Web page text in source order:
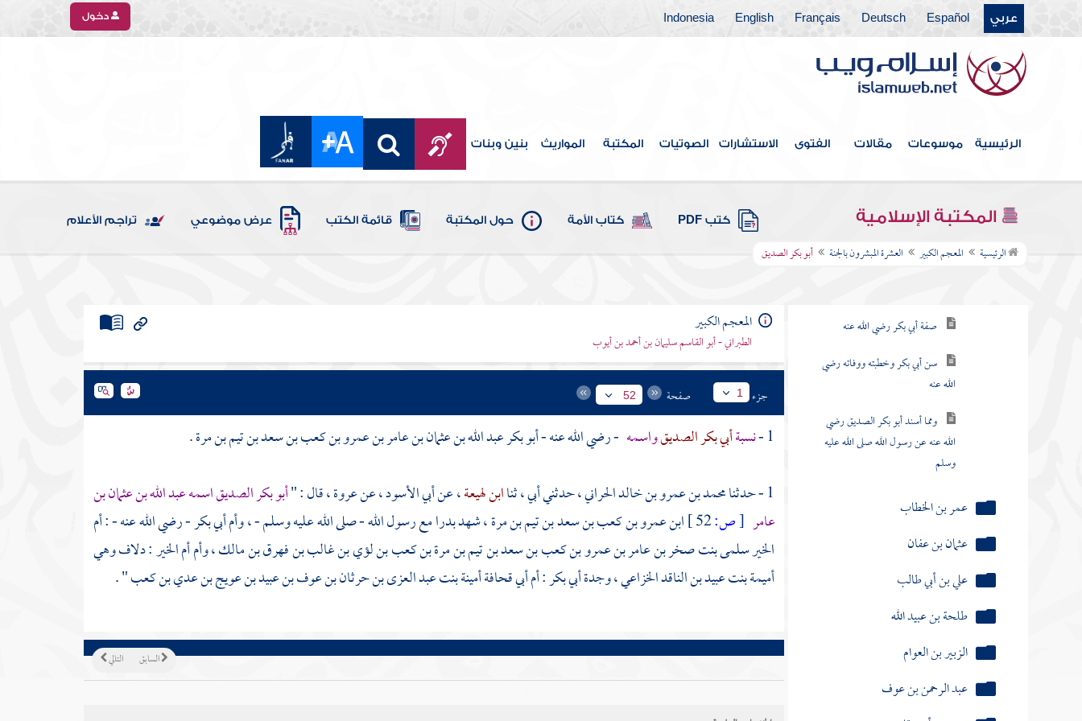
عربي Español
Deutsch
Français
English
Indonesia دخول
الرئيسية موسوعات مقالات الفتوى الاستشارات الصوتيات المكتبة المواريث بنين وبنات
المكتبة الإسلامية كتب PDF كتاب الأمة حول المكتبة قائمة الكتب عرض موضوعي تراجم الأعلام
الرئيسية المعجم الكبير العشرة المبشرون بالجنة أبو بكر الصديق
فهرس الكتاب
المقدمة
العشرة المبشرون بالجنة
أبو بكر الصديق
صفة أبي بكر رضي الله عنه
سن أبي بكر وخطبته ووفاته رضي
الله عنه
ومما أسند أبو بكر الصديق رضي
الله عنه عن رسول الله صلى الله عليه
وسلم
عمر بن الخطاب
عثمان بن عفان
علي بن أبي طالب
طلحة بن عبيد الله
الزبير بن العوام
عبد الرحمن بن عوف
المعجم الكبير
الطبراني - أبو القاسم سليمان بن أحمد بن أيوب
جزء 1 صفحة 52
1 - نسبةأبي بكر الصديقواسمه - رضي الله عنه -أبو بكر عبد الله بن عثمان بن عامر بن عمرو بن كعب بن سعد بن تيم بن مرة.
1 - حدثنا
محمد بن عمرو بن خالد الحراني، حدثني أبي ، ثناابن لهيعة، عنأبي الأسود، عنعروة، قال : "أبو بكر الصديق اسمه عبد الله بن عثمان بن
عامر [ص: ابن عمرو بن كعب بن سعد بن تيم بن مرة، شهدبدرامع رسول الله - صلى الله عليه وسلم - ،وأم أبي بكر- رضي الله عنه - :أم
الخير سلمى بنت صخر بن عامر بن عمرو بن كعب بن سعد بن تيم بن مرة بن كعب بن لؤي بن غالب بن فهرق بن مالك، وأمأم الخير:دلاف وهي
أميمة بنت عبيد بن الناقد الخزاعي، وجدةأبي بكر:أم أبي قحافة أمينة بنت عبد العزى بن حرثان بن عوف بن عبيد بن عويج بن عدي بن كعب" .
التالي السابق